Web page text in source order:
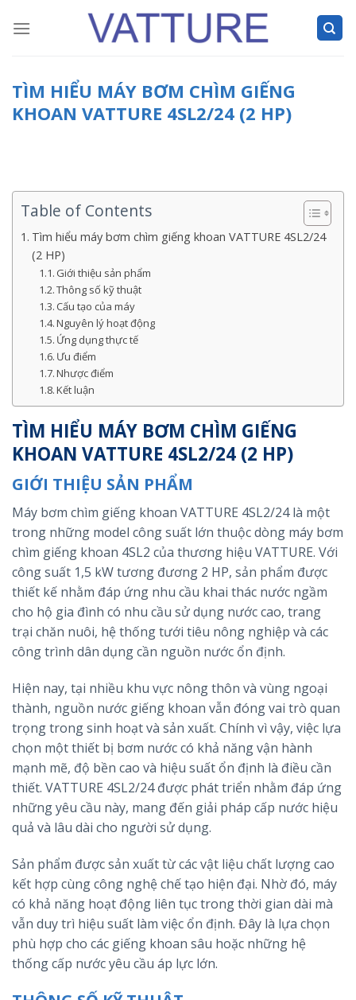
TÌM HIỂU MÁY BƠM CHÌM GIẾNG
KHOAN VATTURE 4SL2/24 (2 HP)
Table of Contents
Tìm hiểu máy bơm chìm giếng khoan VATTURE 4SL2/24
(2 HP)
Giới thiệu sản phẩm
Thông số kỹ thuật
Cấu tạo của máy
Nguyên lý hoạt động
Ứng dụng thực tế
Ưu điểm
Nhược điểm
Kết luận
TÌM HIỂU MÁY BƠM CHÌM GIẾNG
KHOAN VATTURE 4SL2/24 (2 HP)
GIỚI THIỆU SẢN PHẨM
Máy bơm chìm giếng khoan VATTURE 4SL2/24 là một
trong những model công suất lớn thuộc dòng máy bơm
chìm giếng khoan 4SL2 của thương hiệu VATTURE. Với
công suất 1,5 kW tương đương 2 HP, sản phẩm được
thiết kế nhằm đáp ứng nhu cầu khai thác nước ngầm
cho hộ gia đình có nhu cầu sử dụng nước cao, trang
trại chăn nuôi, hệ thống tưới tiêu nông nghiệp và các
công trình dân dụng cần nguồn nước ổn định.
Hiện nay, tại nhiều khu vực nông thôn và vùng ngoại
thành, nguồn nước giếng khoan vẫn đóng vai trò quan
trọng trong sinh hoạt và sản xuất. Chính vì vậy, việc lựa
chọn một thiết bị bơm nước có khả năng vận hành
mạnh mẽ, độ bền cao và hiệu suất ổn định là điều cần
thiết. VATTURE 4SL2/24 được phát triển nhằm đáp ứng
những yêu cầu này, mang đến giải pháp cấp nước hiệu
quả và lâu dài cho người sử dụng.
Sản phẩm được sản xuất từ các vật liệu chất lượng cao
kết hợp cùng công nghệ chế tạo hiện đại. Nhờ đó, máy
có khả năng hoạt động liên tục trong thời gian dài mà
vẫn duy trì hiệu suất làm việc ổn định. Đây là lựa chọn
phù hợp cho các giếng khoan sâu hoặc những hệ
thống cấp nước yêu cầu áp lực lớn.